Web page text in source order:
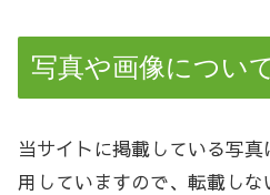
写真や画像につい
当サイトに掲載している写
用していますので、転載しな